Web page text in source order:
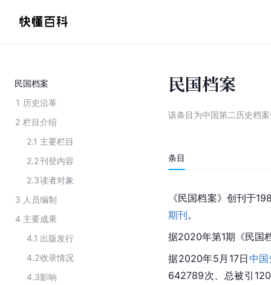
民国档案
1 历史沿革
2 栏目介绍
2.1 主要栏目
2.2刊登内容
2.3读者对象
3 人员编制
4 主要成果
4.1 出版发行
4.2收录情况
4.3影响
民国档案
该条目为中国第二历史档
条目
《民国档案》创刊于
期刊。
据2020年第1期《民国
据2020年5月17日中
642789次、总被引